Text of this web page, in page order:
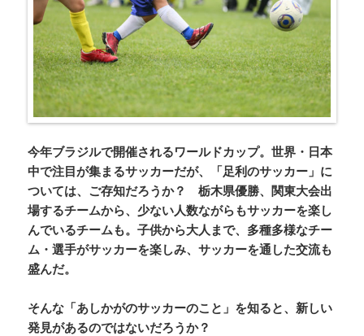
今年ブラジルで開催されるワールドカップ。世界・日本
中で注目が集まるサッカーだが、「足利のサッカー」に
ついては、ご存知だろうか？ 栃木県優勝、関東大会出
場するチームから、少ない人数ながらもサッカーを楽し
んでいるチームも。子供から大人まで、多種多様なチー
ム・選手がサッカーを楽しみ、サッカーを通した交流も
盛んだ。
そんな「あしかがのサッカーのこと」を知ると、新しい
発見があるのではないだろうか？